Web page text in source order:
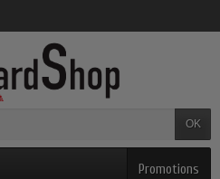
OK
Promotions